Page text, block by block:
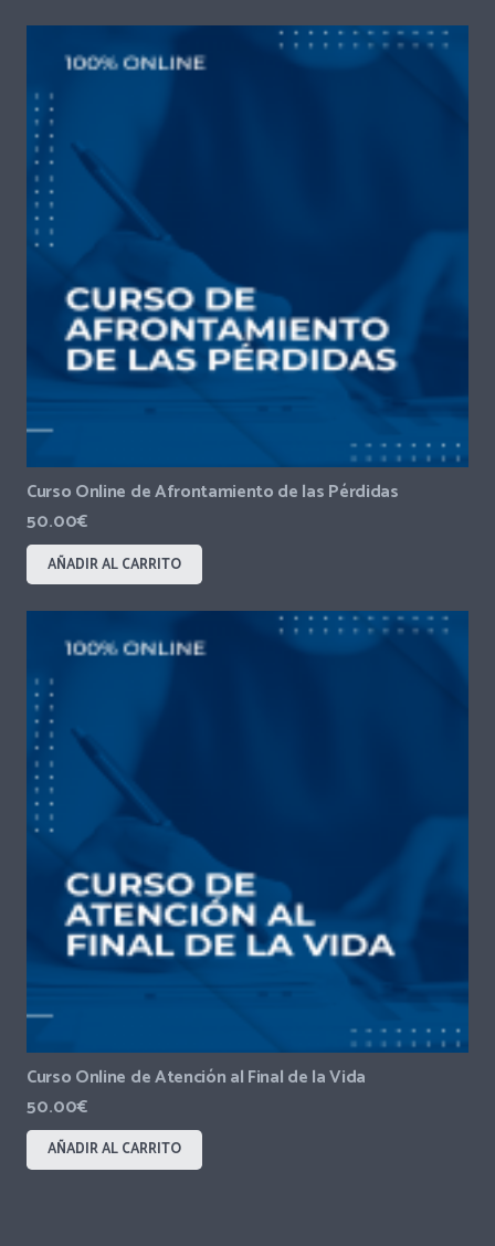
Curso Online de Afrontamiento de las Pérdidas
50.00€
AÑADIR AL CARRITO
Curso Online de Atención al Final de la Vida
50.00€
AÑADIR AL CARRITO